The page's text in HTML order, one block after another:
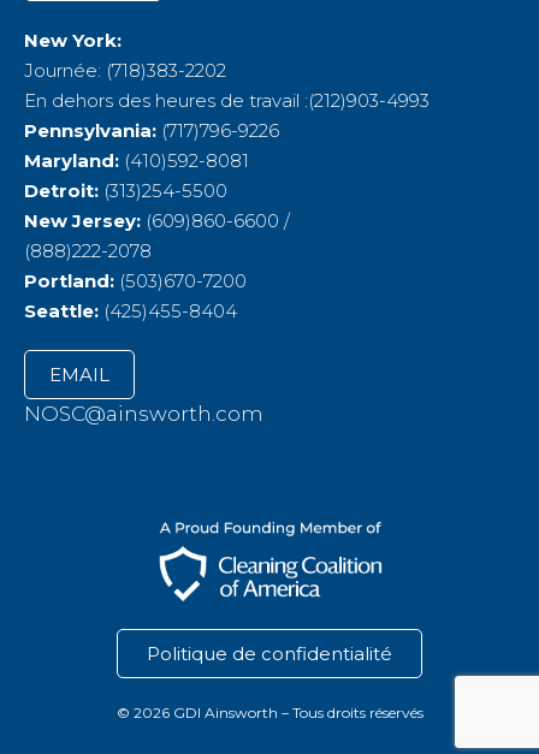
New York:
Journée: (718)383-2202
En dehors des heures de travail :(212)903-4993
Pennsylvania: (717)796-9226
Maryland: (410)592-8081
Detroit: (313)254-5500
New Jersey: (609)860-6600 /
(888)222-2078
Portland: (503)670-7200
Seattle: (425)455-8404
EMAIL
NOSC@ainsworth.com
Politique de confidentialité
© 2026 GDI Ainsworth – Tous droits réservés